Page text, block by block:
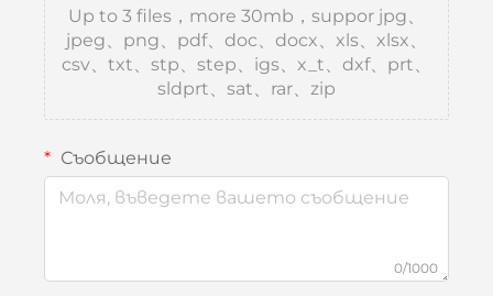
Up to 3 files，more 30mb，suppor jpg、
jpeg、png、pdf、doc、docx、xls、xlsx、
csv、txt、stp、step、igs、x_t、dxf、prt、
sldprt、sat、rar、zip
Съобщение
0/1000